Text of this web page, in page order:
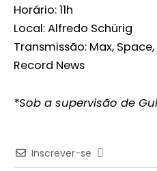
Horário: 11h
Local: Alfredo Schürig
Transmissão: Max,
Record News
*Sob a supervisão de
Inscrever-se